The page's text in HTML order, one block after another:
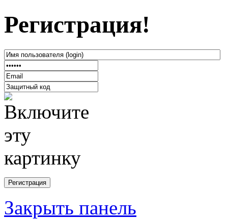
Регистрация!
Закрыть панель